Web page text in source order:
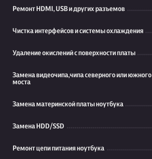
Ремонт HDMI, USB и других разъемов
Чистка интерфейсов и системы охлаждения
Удаление окислений с поверхности платы
Замена видеочипа,чипа северного или южного
моста
Замена материнской платы ноутбука
Замена HDD/SSD
Ремонт цепи питания ноутбука